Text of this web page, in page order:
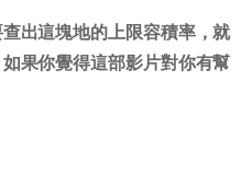
出這塊地的上限容積率，就
果你覺得這部影片對你有幫